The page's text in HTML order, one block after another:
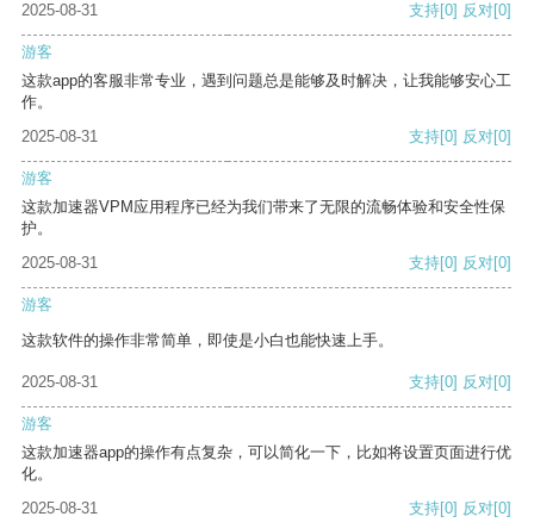
2025-08-31 支持[0] 反对[0]
游客
这款app的客服非常专业，遇到问题总是能够及时解决，让我能够安心工
作。
2025-08-31
支持[0] 反对[0]
游客
这款加速器VPM应用程序已经为我们带来了无限的流畅体验和安全性保
护。
2025-08-31
支持[0] 反对[0]
游客
这款软件的操作非常简单，即使是小白也能快速上手。
2025-08-31 支持[0] 反对[0]
游客
这款加速器app的操作有点复杂，可以简化一下，比如将设置页面进行优
化。
2025-08-31
支持[0] 反对[0]